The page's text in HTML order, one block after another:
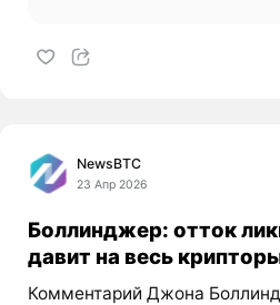
NewsBTC
23 Апр 2026
Боллинджер: отток
давит на весь
Комментарий Джона